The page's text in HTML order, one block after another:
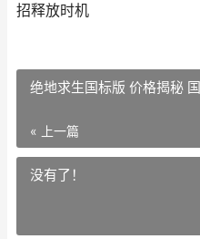
招释放时机
绝地求生国标版 价格揭秘
« 上一篇
没有了！